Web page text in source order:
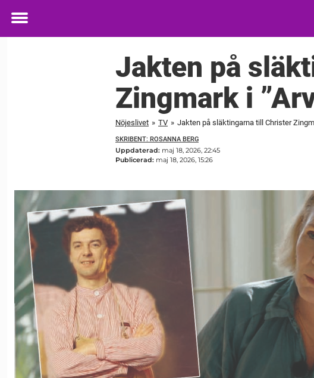
Toggle
Jakten på
Zingmark i
Nöjeslivet » TV » Jakten på släktingarna till Christer
SKRIBENT: ROSANNA BERG
Uppdaterad: maj 18, 2026, 22:45
Publicerad: maj 18, 2026, 15:26